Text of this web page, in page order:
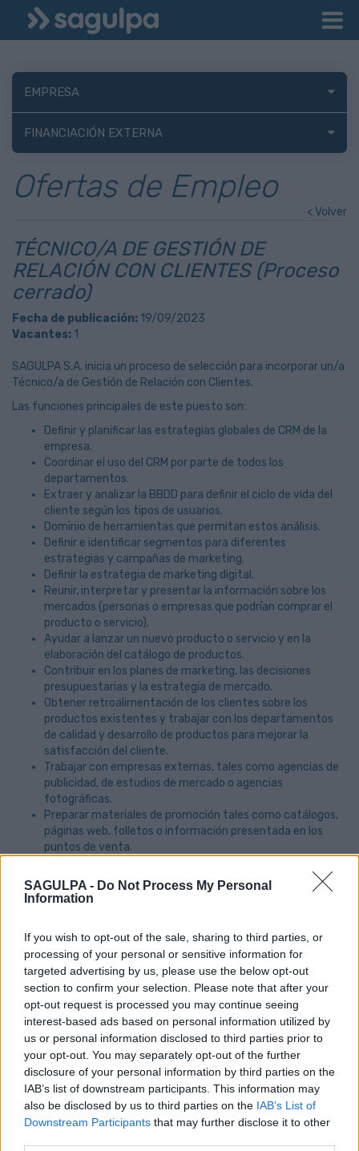
SAGULPA - Do Not Process My Personal
Information
If you wish to opt-out of the sale, sharing to third parties, or
processing of your personal or sensitive information for
targeted advertising by us, please use the below opt-out
section to confirm your selection. Please note that after your
opt-out request is processed you may continue seeing
interest-based ads based on personal information utilized by
us or personal information disclosed to third parties prior to
your opt-out. You may separately opt-out of the further
disclosure of your personal information by third parties on the
IAB’s list of downstream participants. This information may
also be disclosed by us to third parties on the IAB’s List of
Downstream Participants that may further disclose it to other
EMPRESA
FINANCIACIÓN EXTERNA
Ofertas de Empleo
< Volver
TÉCNICO/A DE GESTIÓN DE
RELACIÓN CON CLIENTES (Proceso
cerrado)
Fecha de publicación: 19/09/2023
Vacantes: 1
SAGULPA S.A. inicia un proceso de selección para incorporar un/a
Técnico/a de Gestión de Relación con Clientes.
Las funciones principales de este puesto son:
Definir y planificar las estrategias globales de CRM de la
empresa.
Coordinar el uso del CRM por parte de todos los
departamentos.
Extraer y analizar la BBDD para definir el ciclo de vida del
cliente según los tipos de usuarios.
Dominio de herramientas que permitan estos análisis.
Definir e identificar segmentos para diferentes
estrategias y campañas de marketing.
Definir la estrategia de marketing digital.
Reunir, interpretar y presentar la información sobre los
mercados (personas o empresas que podrían comprar el
producto o servicio).
Ayudar a lanzar un nuevo producto o servicio y en la
elaboración del catálogo de productos.
Contribuir en los planes de marketing, las decisiones
presupuestarias y la estrategia de mercado.
Obtener retroalimentación de los clientes sobre los
productos existentes y trabajar con los departamentos
de calidad y desarrollo de productos para mejorar la
satisfacción del cliente.
Trabajar con empresas externas, tales como agencias de
publicidad, de estudios de mercado o agencias
fotográficas.
Preparar materiales de promoción tales como catálogos,
páginas web, folletos o información presentada en los
puntos de venta.
acción o estrategia.
Seguimiento y análisis de resultados y kpis.
Implantar las automatizaciones para generar el mayor y
mejor impacto en los potenciales clientes y en los ya
existentes.
Requisitos mínimos:
Formación ESO/FP especialidad en Marketing o ramas
afines.
Conocimientos sólidos sobre estrategias de marketing y
ventas.
Habilidades de comunicación.
Experiencia mínima de 5-6 años en un puesto similar y
experiencia en la gestión de equipos de trabajo.